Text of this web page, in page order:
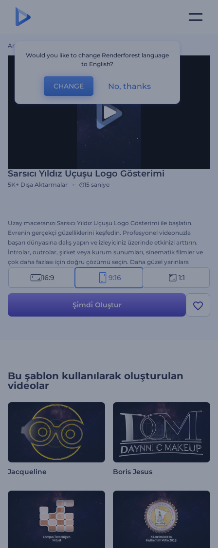
Ana Sayfa
Sarsıcı Yıldız Uçuşu Logo Gösterimi
5K+ Dışa Aktarmalar 15 saniye
Uzay maceranızı Sarsıcı Yıldız Uçuşu Logo Gösterimi ile başlatın.
Evrenin gerçekçi güzelliklerini keşfedin. Profesyonel videonuzla
başarı dünyasına dalış yapın ve izleyiciniz üzerinde etkinizi arttırın.
İntrolar, outrolar, şirket veya kurum sunumları, sinematik filmler ve
çok daha fazlası için doğru çözümü seçin. Daha güzel yarınlara
Sarsıcı Yıldız Uçuşu Logo Gösterimi ile yelken açın. Hemen deneyin.
Ücretsiz.
16:9 9:16 1:1
Şi̇mdi̇ Oluştur
Bu şablon kullanılarak oluşturulan
videolar
Jacqueline Boris Jesus
Would you like to change Renderforest language
to English?
CHANGE No, thanks